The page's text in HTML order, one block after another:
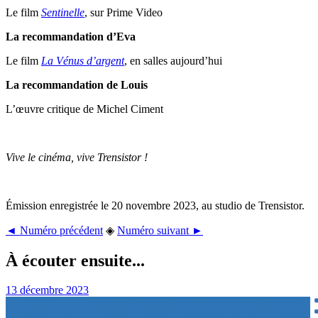
Le film Sentinelle, sur Prime Video
La recommandation d’Eva
Le film La Vénus d’argent, en salles aujourd’hui
La recommandation de Louis
L’œuvre critique de Michel Ciment
Vive le cinéma, vive Trensistor !
Émission enregistrée le 20 novembre 2023, au studio de Trensistor.
◄ Numéro précédent ◈ Numéro suivant ►
À écouter ensuite...
13 décembre 2023